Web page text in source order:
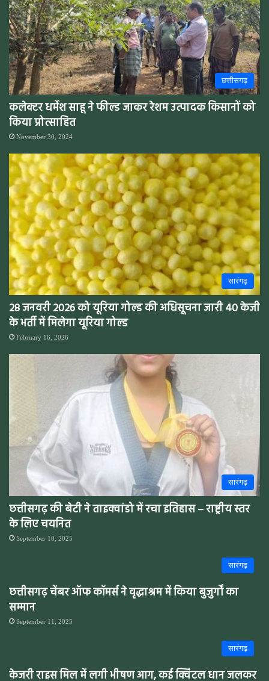
छत्तीसगढ़
कलेक्टर धर्मेश साहू ने फील्ड जाकर रेशम उत्पादक किसानों को
किया प्रोत्साहित
November 30, 2024
सारंगढ़
28 जनवरी 2026 को यूरिया गोल्ड की अधिसूचना जारी 40 केजी
के भर्ती में मिलेगा यूरिया गोल्ड
February 16, 2026
सारंगढ़
छत्तीसगढ़ की बेटी ने ताइक्वांडो में रचा इतिहास – राष्ट्रीय स्तर
के लिए चयनित
September 10, 2025
सारंगढ़
छत्तीसगढ़ चेंबर ऑफ कॉमर्स ने वृद्धाश्रम में किया बुजुर्गों का
सम्मान
September 11, 2025
सारंगढ़
केजरी राइस मिल में लगी भीषण आग, कई क्विंटल धान जलकर